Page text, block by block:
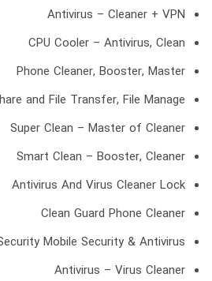
Antivirus – Cleaner + VPN
CPU Cooler – Antivirus, Clean
Phone Cleaner, Booster, Master
and File Transfer, File Manage
Super Clean – Master of Cleaner
Smart Clean – Booster, Cleaner
Antivirus And Virus Cleaner Lock
Clean Guard Phone Cleaner
Mobile Security & Antivirus
Antivirus – Virus Cleaner